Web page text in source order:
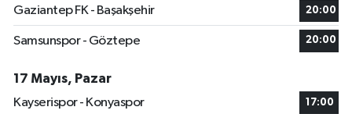
Gaziantep FK - Başakşehir 20:00
Samsunspor - Göztepe 20:00
17 Mayıs, Pazar
Kayserispor - Konyaspor
17:00